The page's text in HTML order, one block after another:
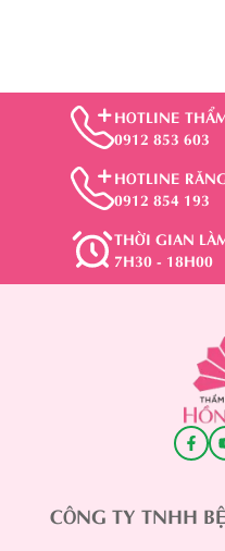
HOTLINE
0912 853 603
HOTLINE
0912 854 193
THỜI GIAN
7H30 - 18H00
CÔNG TY TNHH